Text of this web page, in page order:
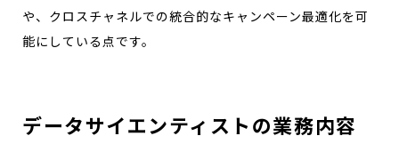
や、クロスチャネルでの統合的なキャンペーン最適化を可
能にしている点です。
データサイエンティストの業務内容